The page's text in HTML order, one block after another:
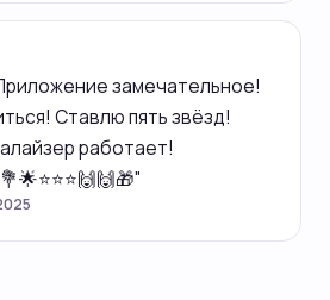
замечательное!
Ставлю пять звёзд!
работает!